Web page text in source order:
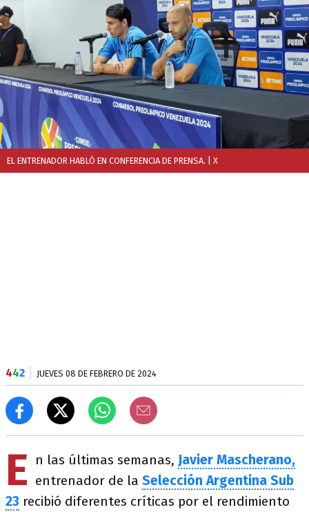
EL ENTRENADOR HABLÓ EN CONFERENCIA DE PRENSA. | X
442 JUEVES 08 DE FEBRERO DE 2024
E n las últimas semanas, Javier Mascherano,
entrenador de la Selección Argentina Sub
23 recibió diferentes críticas por el rendimiento